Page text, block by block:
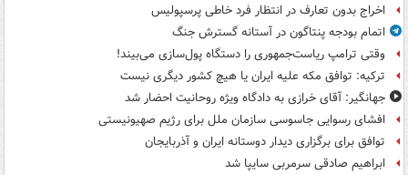
اخراج بدون تعارف در انتظار فرد خاطی پرسپولیس
اتمام بودجه پنتاگون در آستانه گسترش جنگ
وقتی ترامپ ریاست‌جمهوری را دستگاه پول‌سازی می‌بیند!
ترکیه: توافق مکه علیه ایران یا هیچ کشور دیگری نیست
جهانگیر: آقای خرازی به دادگاه ویژه روحانیت احضار شد
افشای رسوایی جاسوسی سازمان ملل برای رژیم صهیونیستی
توافق برای برگزاری دیدار دوستانه ایران و آذربایجان
ابراهیم صادقی سرمربی سایپا شد